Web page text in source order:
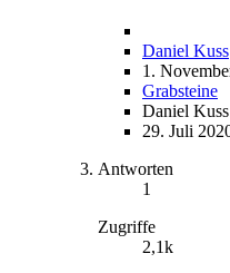
Daniel Kuss
1.
Grabsteine
Daniel Kuss
29. Juli
Antworten
1
Zugriffe
2,1k